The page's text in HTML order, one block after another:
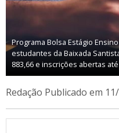
Programa Bolsa Estágio
estudantes da Baixada
883,66 e inscrições abertas
Redação Publicado em